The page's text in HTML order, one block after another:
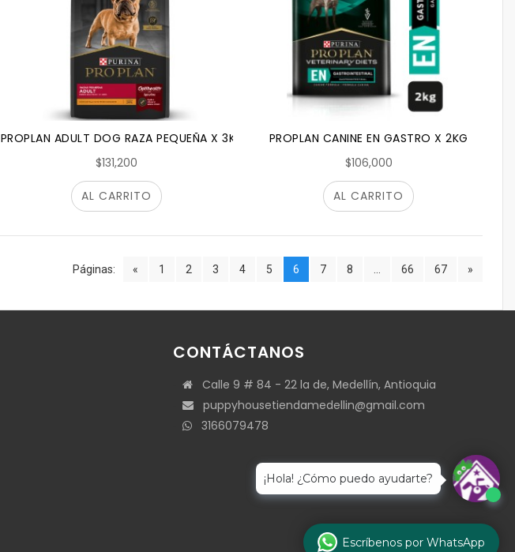
PROPLAN ADULT DOG RAZA PEQUEÑA X 3KG
$131,200
AL CARRITO
PROPLAN CANINE EN GASTRO X 2KG
$106,000
AL CARRITO
Páginas: « 1 2 3 4 5 6 7 8 66 67 »
CONTÁCTANOS
Calle 9 # 84 - 22 la de, Medellín, Antioquia
puppyhousetiendamedellin@gmail.com
3166079478
¡Hola! ¿Cómo puedo ayudarte?
Escríbenos por WhatsApp